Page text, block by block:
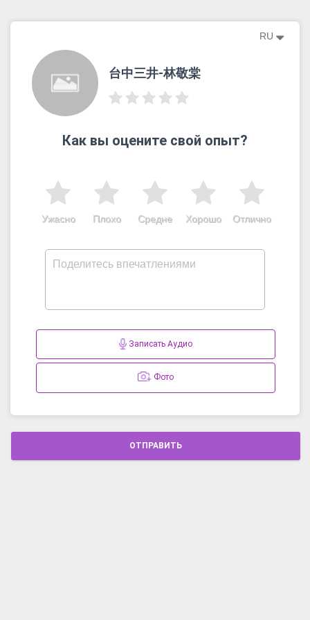
RU
台中三井-林敬棠
Как вы оцените свой опыт?
Отлично
Хорошо
Средне
Плохо
Ужасно
Записать Аудио
Фото
ОТПРАВИТЬ